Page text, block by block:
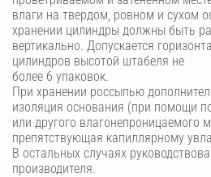
влаги на твердом, ровном и сухом
хранении цилиндры должны быть
вертикально. Допускается
цилиндров высотой штабеля не
более 6 упаковок.
При хранении россыпью
изоляция основания (при помощи
или другого влагонепроницаемого
препятствующая капиллярному
В остальных случаях
производителя.